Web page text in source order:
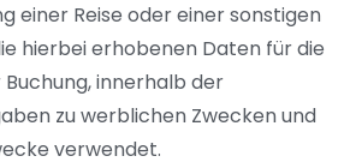
einer Reise oder einer sonstigen
hierbei erhobenen Daten für die
innerhalb der
zu werblichen Zwecken und
verwendet.